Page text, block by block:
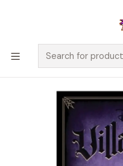
🚀 ¡Despachamos a todo Chile!
$100.000 y a RM sobre $35.000
Home Juegos de
Villainous -